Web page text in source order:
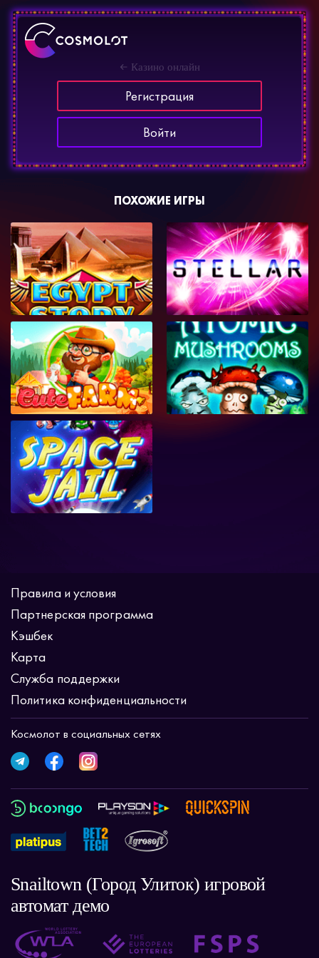
Казино онлайн
Регистрация
Войти
ПОХОЖИЕ ИГРЫ
Правила и условия
Партнерская программа
Кэшбек
Карта
Служба поддержки
Политика конфиденциальности
Космолот в социальных сетях
Snailtown (Город Улиток) игровой
автомат демо